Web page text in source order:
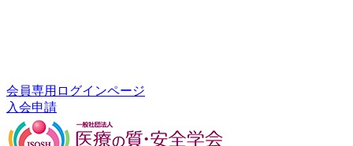
会員専用ログインページ
入会申請